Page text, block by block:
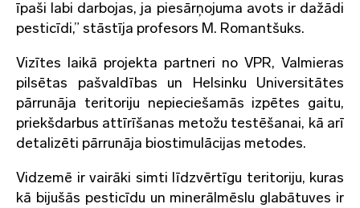
īpaši labi darbojas, ja piesārņojuma avots ir dažādi
pesticīdi,” stāstīja profesors M. Romantšuks.
Vizītes laikā projekta partneri no VPR, Valmieras
pilsētas pašvaldības un Helsinku Universitātes
pārrunāja teritoriju nepieciešamās izpētes gaitu,
priekšdarbus attīrīšanas metožu testēšanai, kā arī
detalizēti pārrunāja biostimulācijas metodes.
Vidzemē ir vairāki simti līdzvērtīgu teritoriju, kuras
kā bijušās pesticīdu un minerālmēslu glabātuves ir